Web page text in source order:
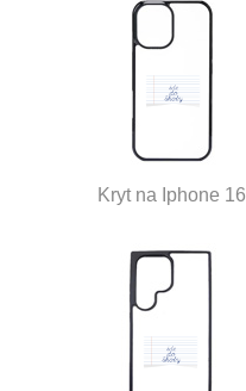
Kryt na Iphone 16